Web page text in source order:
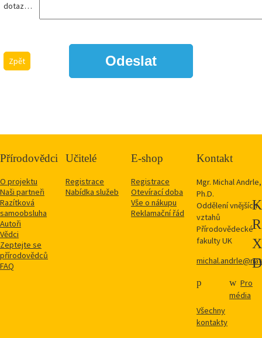
dotaz…
Zpět
Přírodovědci
O projektu
Naši partneři
Razítková
samoobsluha
Autoři
Vědci
Zeptejte se
přírodovědců
FAQ
Učitelé
Registrace
Nabídka služeb
E-shop
Registrace
Otevírací doba
Vše o nákupu
Reklamační řád
Kontakt
Mgr. Michal Andrle,
Ph.D.
Oddělení vnějších
vztahů
Přírodovědecké
fakulty UK
Všechny
kontakty
Pro
média